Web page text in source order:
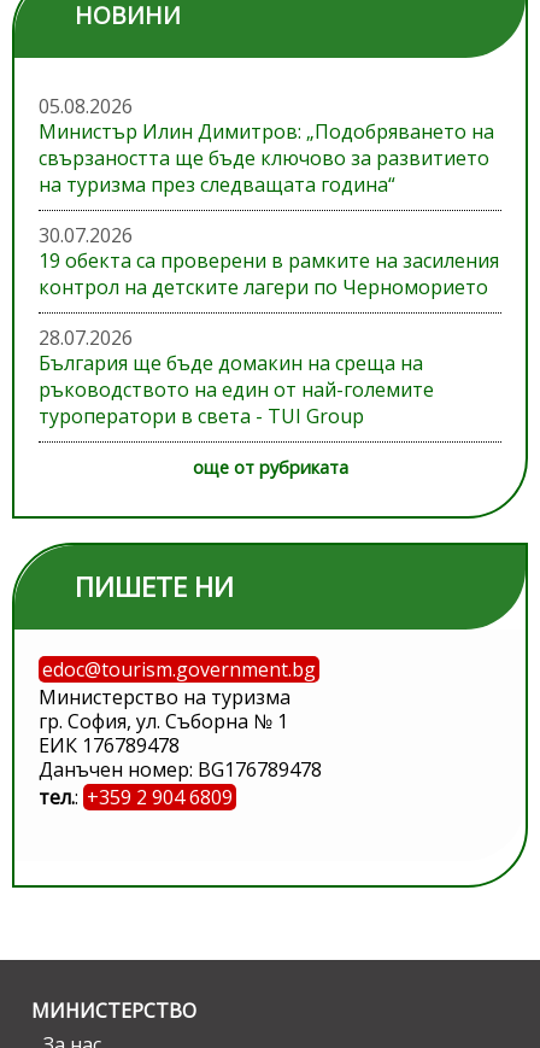
НОВИНИ
05.08.2026
Министър Илин Димитров: „Подобряването на
свързаността ще бъде ключово за развитието
на туризма през следващата година“
30.07.2026
19 обекта са проверени в рамките на засиления
контрол на детските лагери по Черноморието
28.07.2026
България ще бъде домакин на среща на
ръководството на един от най-големите
туроператори в света - TUI Group
още от рубриката
ПИШЕТЕ НИ
edoc@tourism.government.bg
Министерство на туризма
гр. София, ул. Съборна № 1
ЕИК 176789478
Данъчен номер: BG176789478
тел.: +359 2 904 6809
МИНИСТЕРСТВО